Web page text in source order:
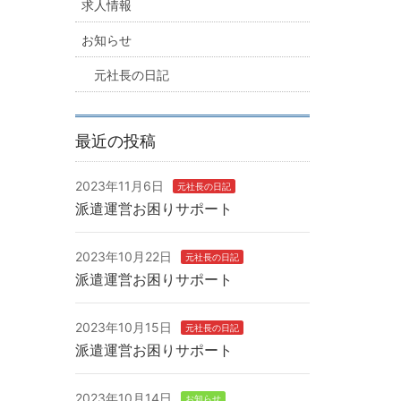
求人情報
お知らせ
元社長の日記
最近の投稿
2023年11月6日 元社長の日記
派遣運営お困りサポート
2023年10月22日 元社長の日記
派遣運営お困りサポート
2023年10月15日 元社長の日記
派遣運営お困りサポート
2023年10月14日 お知らせ